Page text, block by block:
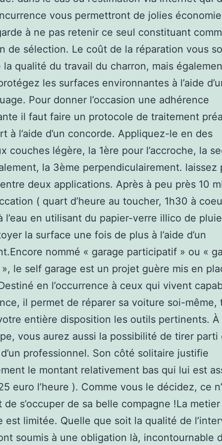
vous permettront de jolies
à ne pas retenir ce seul constituant
de sélection. Le coût de la réparation vous
la qualité du travail du charron, mais
les surfaces environnantes à l’aide
Pour donner l’occasion une adhérence
il faut faire un protocole de traitement
à l’aide d’un concorde. Appliquez-le en des
couches légère, la 1ère pour l’accroche, la
la 3ème perpendiculairement. laissez
deux applications. Après à peu près 10
( quart d’heure au toucher, 1h30 à
l’eau en utilisant du papier-verre illico de
la surface une fois de plus à l’aide d’un
nommé « garage participatif » ou «
le self garage est un projet guère mis en
en l’occurrence à ceux qui vivent
il permet de réparer sa voiture soi-même,
entière disposition les outils pertinents. À
vous aurez aussi la possibilité de tirer parti
professionnel. Son côté solitaire justifie
le montant relativement bas qui lui est
euro l’heure ). Comme vous le décidez, ce
de s’occuper de sa belle compagne !La
est limitée. Quelle que soit la qualité de
soumis à une obligation là, incontournable